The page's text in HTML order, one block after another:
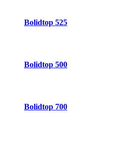
Bolidtop 525
Bolidtop 500
Bolidtop 700